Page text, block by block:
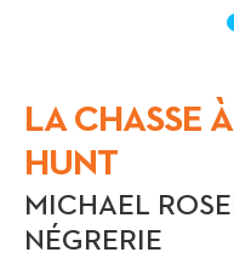
LA CHASSE
HUNT
MICHAEL
NÉGRERIE